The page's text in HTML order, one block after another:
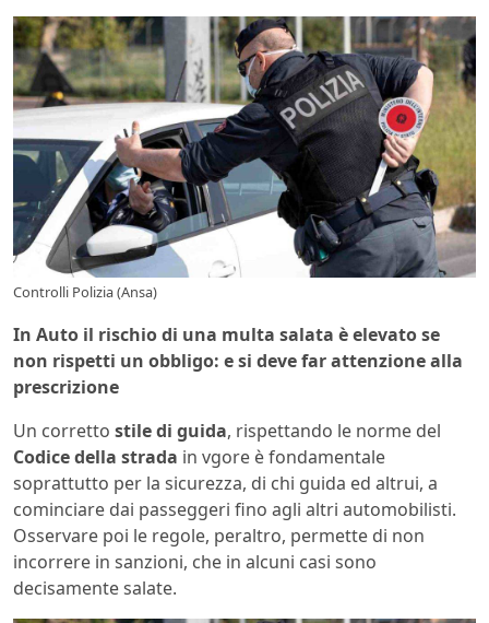
Controlli Polizia (Ansa)
In Auto il rischio di una multa salata è elevato se
non rispetti un obbligo: e si deve far attenzione alla
prescrizione
Un corretto stile di guida, rispettando le norme del
Codice della strada in vgore è fondamentale
soprattutto per la sicurezza, di chi guida ed altrui, a
cominciare dai passeggeri fino agli altri automobilisti.
Osservare poi le regole, peraltro, permette di non
incorrere in sanzioni, che in alcuni casi sono
decisamente salate.